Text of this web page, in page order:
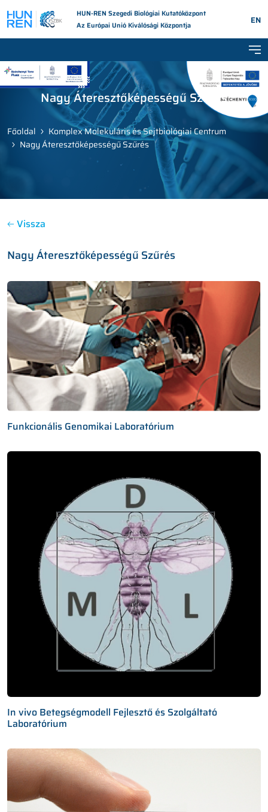
HUN-REN Szegedi Biológiai Kutatóközpont
Az Európai Unió Kiválósági Központja
EN
Nagy Áteresztőképességű Szűrés
Főoldal
Komplex Molekuláris és Sejtbiológiai Centrum
Nagy Áteresztőképességű Szűrés
Vissza
Nagy Áteresztőképességű Szűrés
Funkcionális Genomikai Laboratórium
In vivo Betegségmodell Fejlesztő és Szolgáltató
Laboratórium